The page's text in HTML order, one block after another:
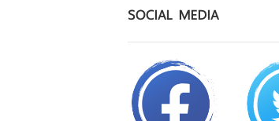
SOCIAL MEDIA